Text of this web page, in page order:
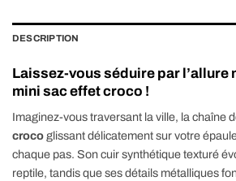
DESCRIPTION
Laissez-vous séduire par l’allure
mini sac effet croco !
Imaginez-vous traversant la ville, la chaîne
crocoglissant délicatement sur votre
chaque pas. Son cuir synthétique texturé
reptile, tandis que ses détails métalliques